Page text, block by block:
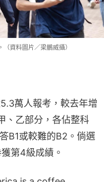
資料圖片／梁鵬威攝）
萬人報考，較去年增
、乙部分，各佔整科
B1或較難的B2。倘選
第4級成績。